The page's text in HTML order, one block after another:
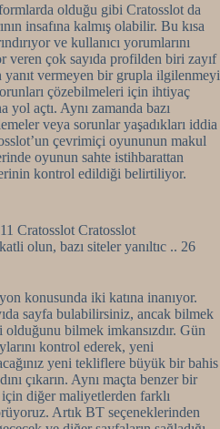
olduğu gibi Cratosslot da
insafına kalmış olabilir. Bu kısa
ve kullanıcı yorumlarını
veren çok sayıda profilden biri zayıf
yanıt vermeyen bir grupla ilgilenmeyi
çözebilmeleri için ihtiyaç
yol açtı. Aynı zamanda bazı
veya sorunlar yaşadıkları iddia
çevrimiçi oyununun makul
oyunun sahte istihbarattan
kontrol edildiği belirtiliyor.
konusunda iki katına inanıyor.
sayfa bulabilirsiniz, ancak bilmek
bilmek imkansızdır. Gün
kontrol ederek, yeni
yeni tekliflere büyük bir bahis
çıkarın. Aynı maçta benzer bir
diğer maliyetlerden farklı
Artık BT seçeneklerinden